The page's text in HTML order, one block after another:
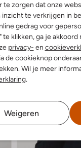
te zorgen dat onze
te verkrijgen in
gedrag voor
klikken, ga je akkoord
privacy- en
de cookieknop
Wil je meer
.
Weigeren